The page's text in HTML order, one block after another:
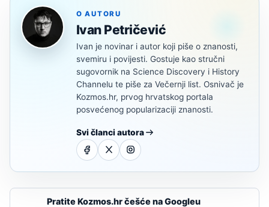
O AUTORU
Ivan Petričević
Ivan je novinar i autor koji piše o znanosti,
svemiru i povijesti. Gostuje kao stručni
sugovornik na Science Discovery i History
Channelu te piše za Večernji list. Osnivač je
Kozmos.hr, prvog hrvatskog portala
posvećenog popularizaciji znanosti.
Svi članci autora
Pratite Kozmos.hr češće na Googleu